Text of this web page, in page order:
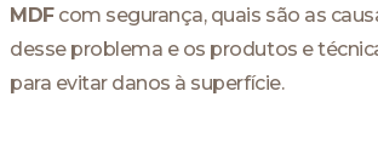
MDFcom segurança, quais são as
desse problema e os produtos e
para evitar danos à superfície.